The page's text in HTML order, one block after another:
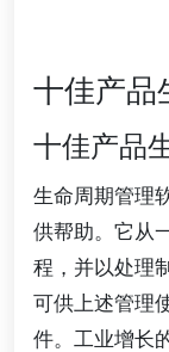
十佳产品
十佳产品
生命周期管理
供帮助。它从
程，并以处理
可供上述管理
件。工业增长